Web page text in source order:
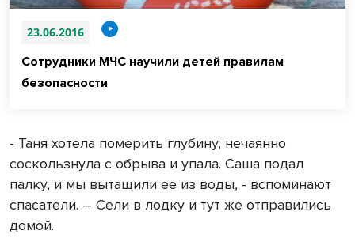
23.06.2016
Сотрудники МЧС научили детей правилам
безопасности
- Таня хотела померить глубину, нечаянно
соскользнула с обрыва и упала. Саша подал
палку, и мы вытащили ее из воды, - вспоминают
спасатели. – Сели в лодку и тут же отправились
домой.